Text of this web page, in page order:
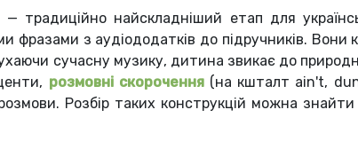
традиційно найскладніший етап для
фразами з аудіододатків до підручників.
сучасну музику, дитина звикає до
розмовні скорочення(на кшталт ain't,
Розбір таких конструкцій можна